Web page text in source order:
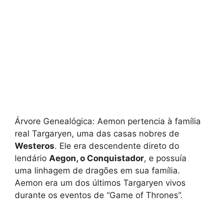
Árvore Genealógica: Aemon pertencia à família
real Targaryen, uma das casas nobres de
Westeros. Ele era descendente direto do
lendário Aegon, o Conquistador, e possuía
uma linhagem de dragões em sua família.
Aemon era um dos últimos Targaryen vivos
durante os eventos de “Game of Thrones”.